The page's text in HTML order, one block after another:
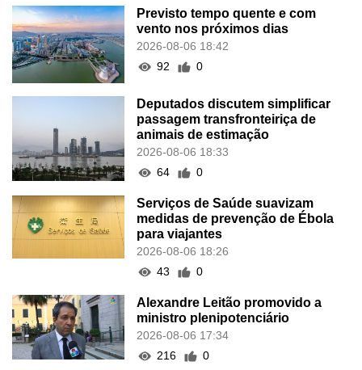
Previsto tempo quente e com
vento nos próximos dias
2026-08-06 18:42
92
0
Deputados discutem simplificar
passagem transfronteiriça de
animais de estimação
2026-08-06 18:33
64
0
Serviços de Saúde suavizam
medidas de prevenção de Ébola
para viajantes
2026-08-06 18:26
43
0
Alexandre Leitão promovido a
ministro plenipotenciário
2026-08-06 17:34
216
0